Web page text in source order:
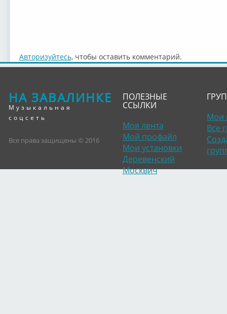
Авторизуйтесь, чтобы оставить комментарий.
НА ЗАВАЛИНКЕ
Музыкальная
соцсеть
Все права защищены © 2016
ПОЛЕЗНЫЕ
ССЫЛКИ
Моя лента
Мой профайл
Мои установки
Деревенский
Москвич
Мои
Все